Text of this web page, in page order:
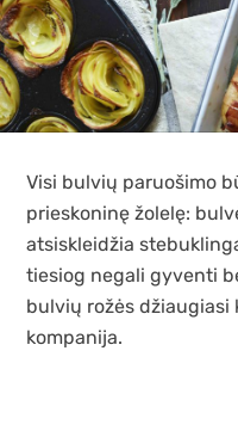
Visi bulvių paruošimo
prieskoninę žolelę:
atsiskleidžia
tiesiog negali gyventi
bulvių rožės džiaugiasi
kompanija.